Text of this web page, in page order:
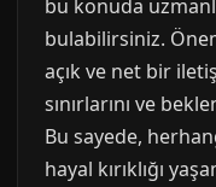
bu konuda
bulabilirsiniz.
açık ve net bir
sınırlarını ve
Bu sayede,
hayal kırıklığı